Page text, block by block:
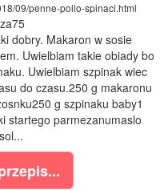
09/penne-pollo-spinaci.html
dobry. Makaron w sosie
Uwielbiam takie obiady bo
Uwielbiam szpinak wiec
do czasu.250 g makaronu
g szpinaku baby1
startego parmezanumaslo